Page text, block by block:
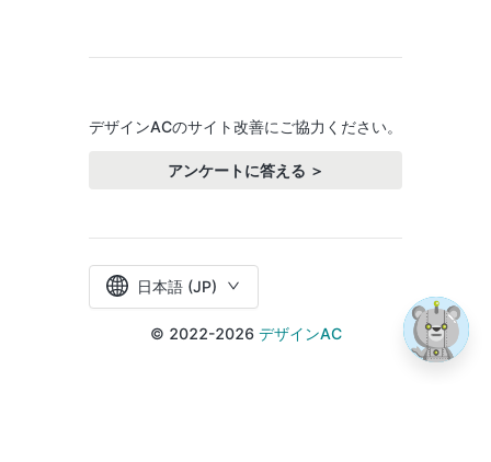
デザインACのサイト改善にご協力ください。
アンケートに答える ＞
日本語 (JP)
© 2022-2026 デザインAC